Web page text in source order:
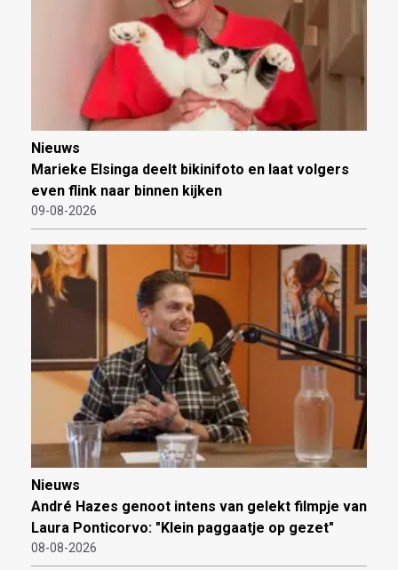
Nieuws
Marieke Elsinga deelt bikinifoto en laat volgers
even flink naar binnen kijken
09-08-2026
Nieuws
André Hazes genoot intens van gelekt filmpje van
Laura Ponticorvo: "Klein paggaatje op gezet"
08-08-2026